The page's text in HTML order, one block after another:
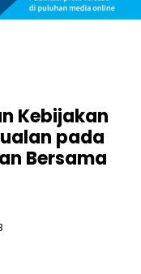
Kebijakan
pada
Bersama